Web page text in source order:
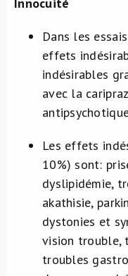
Dans les
effets
indésirables
avec la
Les effets
10%) sont:
dyslipidémie,
akathisie,
dystonies et
vision trouble,
troubles